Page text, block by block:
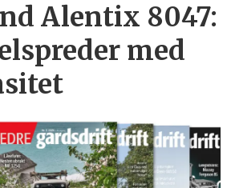
Alentix 8047:
med